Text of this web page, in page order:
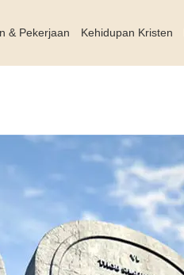
& Pekerjaan Kehidupan Kristen